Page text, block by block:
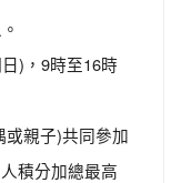
)，9時至16時
親子)共同參加
積分加總最高